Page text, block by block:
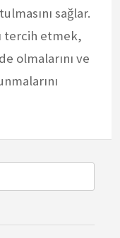
sağlar.
tercih etmek,
olmalarını ve